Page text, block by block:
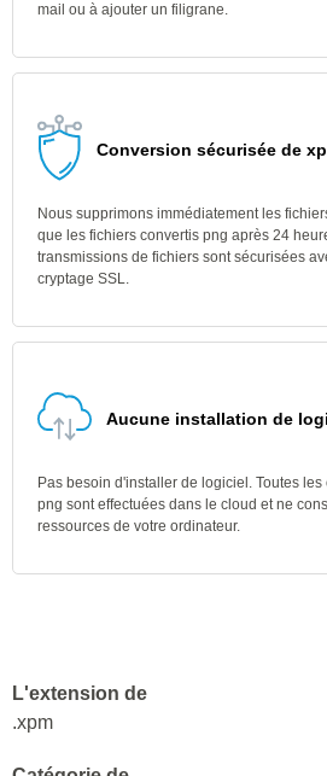
mail ou à ajouter un filigrane.
Conversion sécurisée de
Nous supprimons immédiatement les
que les fichiers convertis png après 24
transmissions de fichiers sont sécurisées
cryptage SSL.
Aucune installation de
Pas besoin d'installer de logiciel. Toutes
png sont effectuées dans le cloud et ne
ressources de votre ordinateur.
L'extension de
.xpm